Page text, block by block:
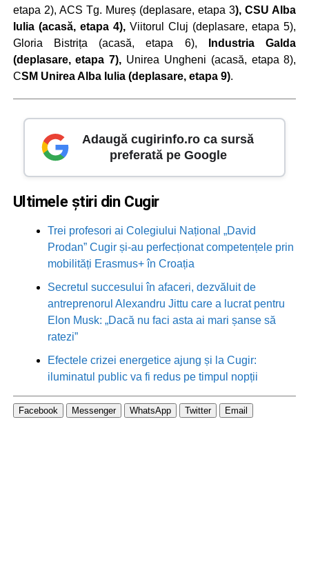
etapa 2), ACS Tg. Mureș (deplasare, etapa 3), CSU Alba
Iulia (acasă, etapa 4),Viitorul Cluj (deplasare, etapa 5),
Gloria Bistrița (acasă, etapa 6),
Industria Galda
(deplasare, etapa 7), Unirea Ungheni (acasă, etapa 8),
CSM Unirea Alba Iulia (deplasare, etapa 9).
Adaugă cugirinfo.ro ca sursă
preferată pe Google
Ultimele știri din Cugir
Trei profesori ai Colegiului Național „David
Prodan” Cugir și-au perfecționat competențele prin
mobilități Erasmus+ în Croația
Secretul succesului în afaceri, dezvăluit de
antreprenorul Alexandru Jittu care a lucrat pentru
Elon Musk: „Dacă nu faci asta ai mari șanse să
ratezi”
Efectele crizei energetice ajung și la Cugir:
iluminatul public va fi redus pe timpul nopții
Facebook Messenger WhatsApp Twitter Email